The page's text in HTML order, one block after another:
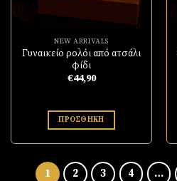
ΓΡΗΓΟΡΗ ΠΡΟΒΟΛΗ!
NEW ARRIVALS
Γυναικείο ρολόι από ατσάλι
φίδι
€44,90
ΠΡΟΣΘΉΚΗ
1 2 3 4 …